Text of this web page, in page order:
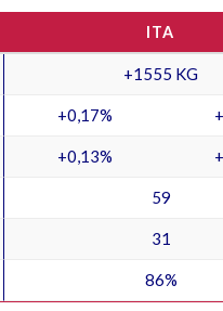
ITA
+1555 KG
+0,17%
+0,13%
59
31
86%